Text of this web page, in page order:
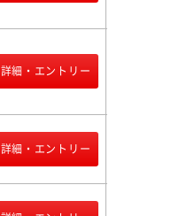
詳細・エントリー
詳細・エントリー